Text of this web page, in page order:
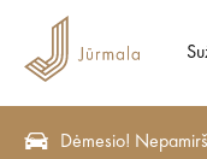
Dėmesio!